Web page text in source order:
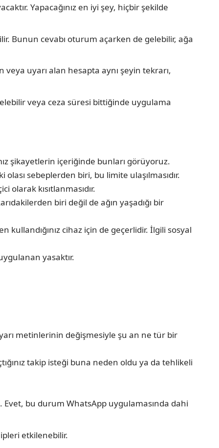
Yapacağınız en iyi şey, hiçbir şekilde
Bunun cevabı oturum açarken de gelebilir, ağa
uyarı alan hesapta aynı şeyin tekrarı,
veya ceza süresi bittiğinde uygulama
şikayetlerin içeriğinde bunları görüyoruz.
sebeplerden biri, bu limite ulaşılmasıdır.
kısıtlanmasıdır.
biri değil de ağın yaşadığı bir
cihaz için de geçerlidir. İlgili sosyal
yasaktır.
metinlerinin değişmesiyle şu an ne tür bir
takip isteği buna neden oldu ya da tehlikeli
Evet, bu durum WhatsApp uygulamasında dahi
etkilenebilir.